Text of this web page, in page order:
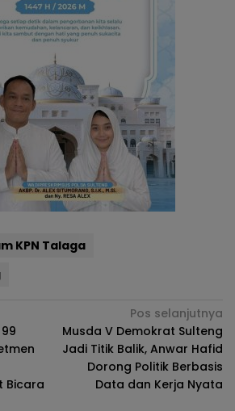
KPN Talaga
Bicara
Pos selanjutnya
Musda V Demokrat Sulteng
Jadi Titik Balik, Anwar Hafid
Dorong Politik Berbasis
Data dan Kerja Nyata